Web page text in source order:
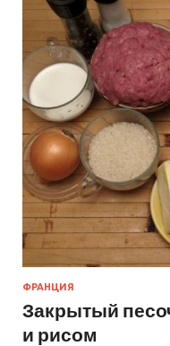
ФРАНЦИЯ
Закрытый
и рисом